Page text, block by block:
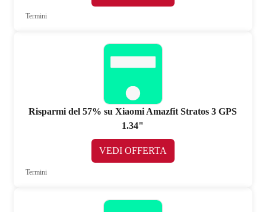
Termini
Risparmi del 57% su Xiaomi Amazfit Stratos 3 GPS
1.34"
VEDI OFFERTA
Termini